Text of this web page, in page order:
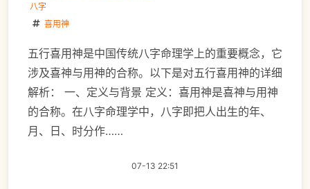
八字
喜用神
五行喜用神是中国传统八字命理学上的重要概念，它
涉及喜神与用神的合称。以下是对五行喜用神的详细
解析： 一、定义与背景 定义：喜用神是喜神与用神
的合称。在八字命理学中，八字即把人出生的年、
月、日、时分作……
07-13 22:51